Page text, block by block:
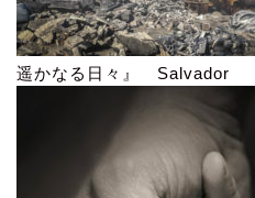
遥かなる日々』 Salvador